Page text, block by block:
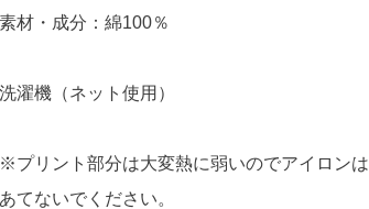
素材・成分：綿100％
洗濯機（ネット使用）
※プリント部分は大変熱に弱いのでアイロンは
あてないでください。